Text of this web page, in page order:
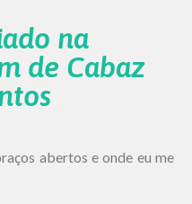
na
de Cabaz
abertos e onde eu me